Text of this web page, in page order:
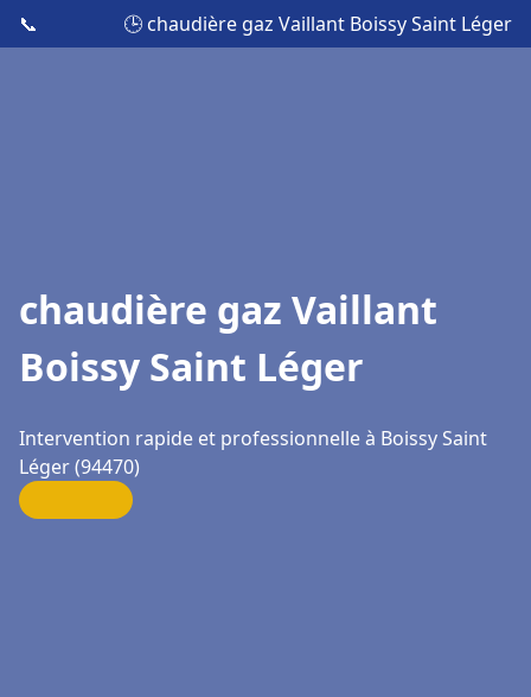
📞 🕒 chaudière gaz Vaillant Boissy Saint Léger
chaudière gaz Vaillant
Boissy Saint Léger
Intervention rapide et professionnelle à Boissy Saint
Léger (94470)